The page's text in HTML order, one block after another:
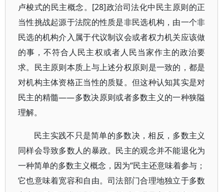
卢梭式的民主概念。[28]政治司法化中民主原则的正
当性挑战起源于法院的性质是非民选机构，由一个非
民选的机构介入属于代议制议会或者权力机关应该做
的事，不符合人民主权或者人民当家作主的政治要
求。民主原则本质上与上述分权原则是一致的，都是
对机构主体资格正当性的质疑。但这种认知其实是对
民主的精髓——多数决原则或者多数主义的一种狭隘
理解。
民主实践不只是简单的多数决，相反，多数主义
同样会导致多数人的暴政。民主的观念并不能退化为
一种简单的多数主义概念，因为“民主还意味着参与；
它也意味着宽容和自由。司法部门合理地独立于多数